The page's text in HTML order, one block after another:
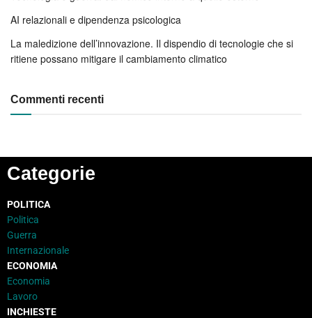
AI relazionali e dipendenza psicologica
La maledizione dell’innovazione. Il dispendio di tecnologie che si
ritiene possano mitigare il cambiamento climatico
Commenti recenti
Categorie
POLITICA
Politica
Guerra
Internazionale
ECONOMIA
Economia
Lavoro
INCHIESTE